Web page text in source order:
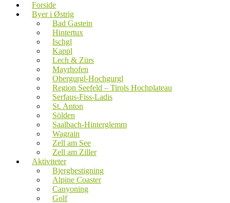
Forside
Byer i Østrig
Bad Gastein
Hintertux
Ischgl
Kappl
Lech & Zürs
Mayrhofen
Obergurgl-Hochgurgl
Region Seefeld – Tirols Hochplateau
Serfaus-Fiss-Ladis
St. Anton
Sölden
Saalbach-Hinterglemm
Wagrain
Zell am See
Zell am Ziller
Aktiviteter
Bjergbestigning
Alpine Coaster
Canyoning
Golf